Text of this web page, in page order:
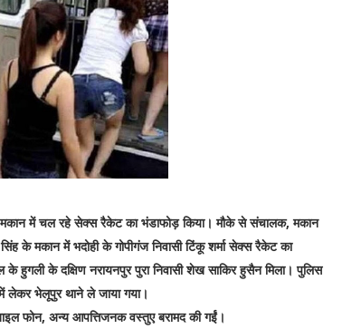
में चल रहे सेक्स रैकेट का भंडाफोड़ किया। मौके से संचालक, मकान
के मकान में भदोही के गोपीगंज निवासी टिंकू शर्मा सेक्स रैकेट का
के दक्षिण नरायनपुर पुरा निवासी शेख साकिर हुसैन मिला। पुलिस
में लेकर भेलूपुर थाने ले जाया गया।
फोन, अन्य आपत्तिजनक वस्तुए बरामद की गईं।